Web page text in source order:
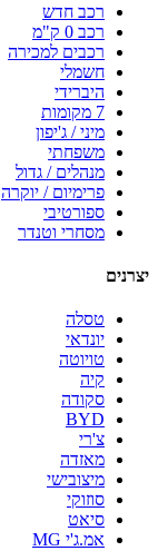
רכב חדש
רכב 0 ק"מ
רכבים למכירה
חשמלי
היברידי
7 מקומות
מיני / ג'יפון
משפחתי
מנהלים / גדול
פרימיום / יוקרה
ספורטיבי
מסחרי וטנדר
יצרנים
טסלה
יונדאי
טויוטה
קיה
סקודה
BYD
צ'רי
מאזדה
מיצובישי
סוזוקי
סיאט
אמ.ג'י MG